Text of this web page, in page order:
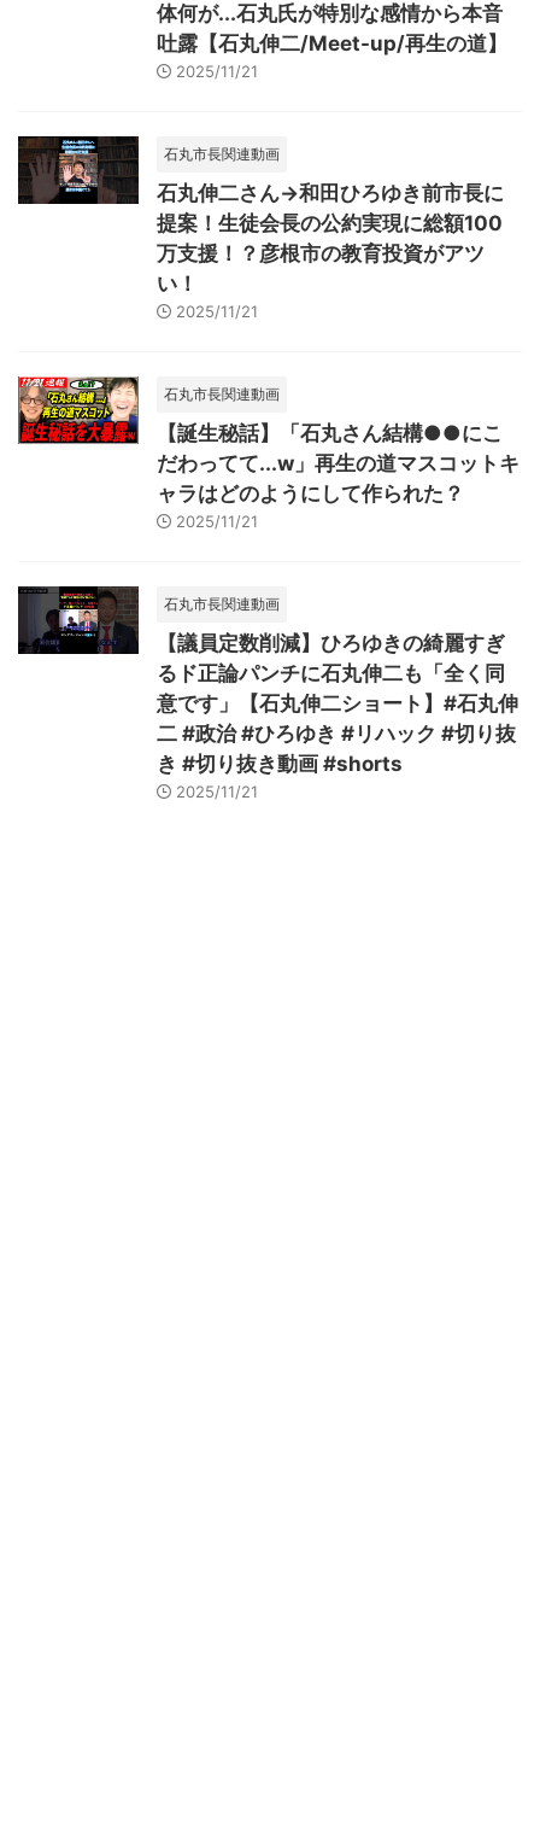
体何が...石丸氏が特別な感情から本音
吐露【石丸伸二/Meet-up/再生の道】
2025/11/21
石丸市長関連動画
石丸伸二さん→和田ひろゆき前市長に
提案！生徒会長の公約実現に総額100
万支援！？彦根市の教育投資がアツ
い！
2025/11/21
石丸市長関連動画
【誕生秘話】「石丸さん結構●●にこ
だわってて...w」再生の道マスコットキ
ャラはどのようにして作られた？
2025/11/21
石丸市長関連動画
【議員定数削減】ひろゆきの綺麗すぎ
るド正論パンチに石丸伸二も「全く同
意です」【石丸伸二ショート】#石丸伸
二 #政治 #ひろゆき #リハック #切り抜
き #切り抜き動画 #shorts
2025/11/21